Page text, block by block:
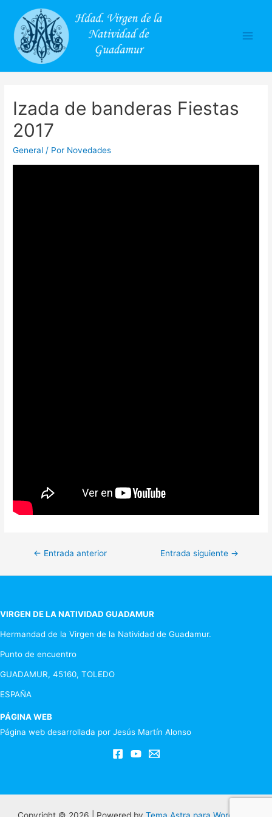
Izada de banderas Fiestas
2017
General / Por Novedades
Navegación
de
← Entrada anterior Entrada siguiente →
VIRGEN DE LA NATIVIDAD GUADAMUR
Hermandad de la Virgen de la Natividad de Guadamur.
Punto de encuentro
GUADAMUR, 45160, TOLEDO
ESPAÑA
PÁGINA WEB
Página web desarrollada por Jesús Martín Alonso